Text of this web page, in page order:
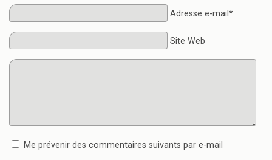
Adresse e-mail*
Site Web
Me prévenir des commentaires suivants par e-mail